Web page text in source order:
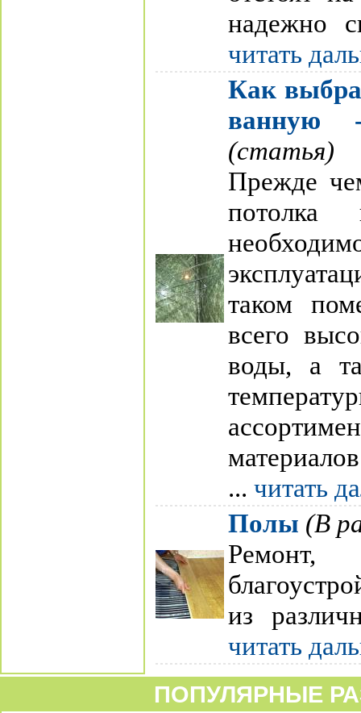
надежно
читать
Как
ванную
(статья)
Прежде
таком
всего
воды, а
... читать
Полы (В
из
читать
ПОПУЛЯРНЫЕ